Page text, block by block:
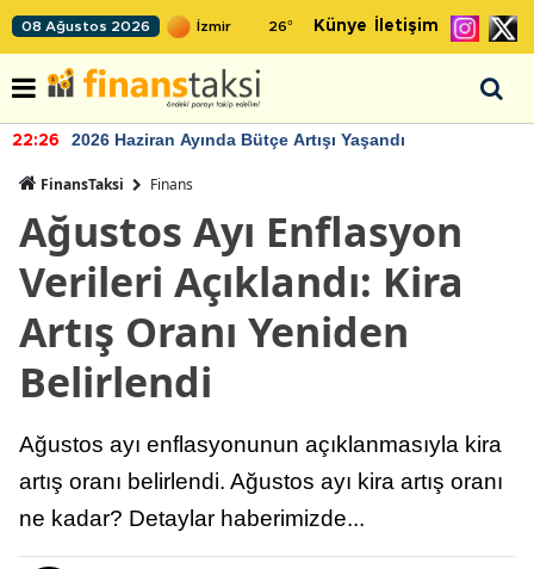
08 Ağustos 2026 26° Künye İletişim
22:26 2026 Haziran Ayında Bütçe Artışı Yaşandı
FinansTaksi Finans
Ağustos Ayı Enflasyon
Verileri Açıklandı: Kira
Artış Oranı Yeniden
Belirlendi
Ağustos ayı enflasyonunun açıklanmasıyla kira
artış oranı belirlendi. Ağustos ayı kira artış oranı
ne kadar? Detaylar haberimizde...